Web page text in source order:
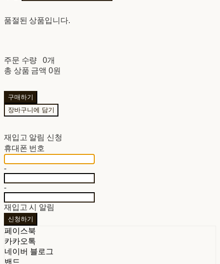
품절된 상품입니다.
주문 수량
0개
총 상품 금액 0원
구매하기
장바구니에 담기
재입고 알림 신청
휴대폰 번호
-
-
재입고 시 알림
신청하기
페이스북
카카오톡
네이버 블로그
밴드